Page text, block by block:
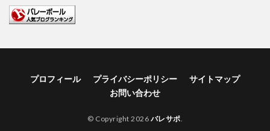
プロフィール プライバシーポリシー
サイトマップ
お問い合わせ
© Copyright 2026 バレサポ